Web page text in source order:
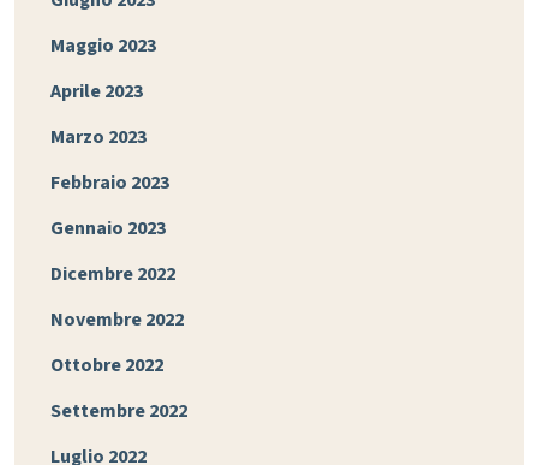
Maggio 2023
Aprile 2023
Marzo 2023
Febbraio 2023
Gennaio 2023
Dicembre 2022
Novembre 2022
Ottobre 2022
Settembre 2022
Luglio 2022